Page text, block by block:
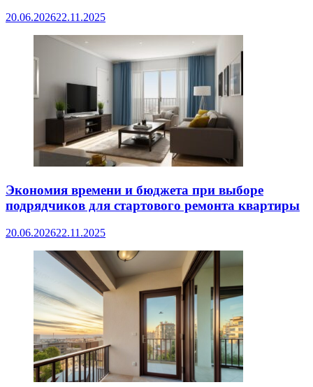
20.06.202622.11.2025
Экономия времени и бюджета при выборе
подрядчиков для стартового ремонта квартиры
20.06.202622.11.2025